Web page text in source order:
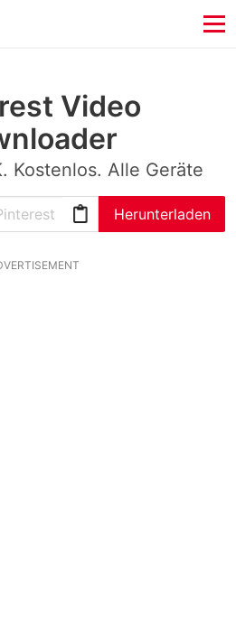
Video
Kostenlos. Alle Geräte
Herunterladen